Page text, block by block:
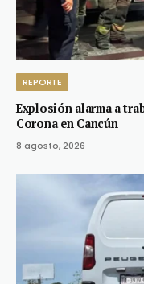
REPORTE
Explosión alarma a
Corona en Cancún
8 agosto, 2026